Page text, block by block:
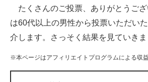
マーケ×ITの今がよく分かる
ITエンジニア向け専門サイト
企業向けIT製品の総合サイト
たくさんのご投票、ありがとうご
は60代以上の男性から投票いただい
介します。さっそく結果を見ていきま
※本ページはアフィリエイトプログラムによる収